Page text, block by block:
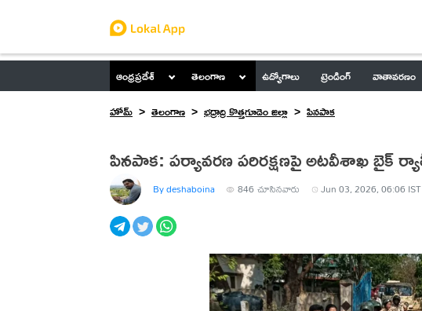
ఆంధ్రప్రదేశ్ తెలంగాణ ఉద్యోగాలు ట్రెండింగ్ వాతావరణం
హోమ్
తెలంగాణ భద్రాద్రి కొత్తగూడెం జిల్లా పినపాక
పినపాక: పర్యావరణ పరిరక్షణపై అటవీశాఖ బైక్
By deshaboina 846 చూసినవారు Jun 03, 2026, 06:06 IST